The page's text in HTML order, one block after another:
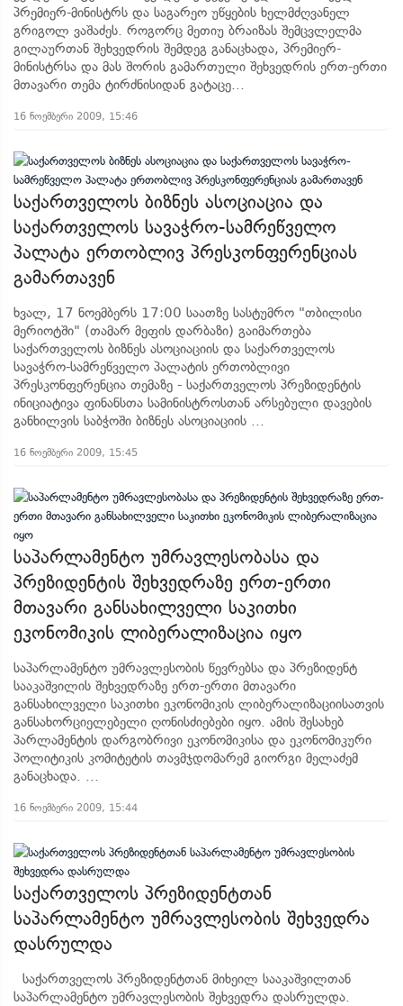
პრემიერ-მინისტრს და საგარეო უწყების ხელმძღვანელ
გრიგოლ ვაშაძეს. როგორც მეთიუ ბრაიზას შემცვლელმა
გილაურთან შეხვედრის შემდეგ განაცხადა, პრემიერ-
მინისტრსა და მას შორის გამართული შეხვედრის ერთ-ერთი
მთავარი თემა ტირძნისიდან გატაცე...
16 ნოემბერი 2009, 15:46
საქართველოს ბიზნეს ასოციაცია და
საქართველოს სავაჭრო-სამრეწველო
პალატა ერთობლივ პრესკონფერენციას
გამართავენ
ხვალ, 17 ნოემბერს 17:00 საათზე სასტუმრო "თბილისი
მერიოტში" (თამარ მეფის დარბაზი) გაიმართება
საქართველოს ბიზნეს ასოციაციის და საქართველოს
სავაჭრო-სამრეწველო პალატის ერთობლივი
პრესკონფერენცია თემაზე - საქართველოს პრეზიდენტის
ინიციატივა ფინანსთა სამინისტროსთან არსებული დავების
განხილვის საბჭოში ბიზნეს ასოციაციის ...
16 ნოემბერი 2009, 15:45
საპარლამენტო უმრავლესობასა და
პრეზიდენტის შეხვედრაზე ერთ-ერთი
მთავარი განსახილველი საკითხი
ეკონომიკის ლიბერალიზაცია იყო
საპარლამენტო უმრავლესობის წევრებსა და პრეზიდენტ
სააკაშვილის შეხვედრაზე ერთ-ერთი მთავარი
განსახილველი საკითხი ეკონომიკის ლიბერალიზაციისათვის
განსახორციელებელი ღონისძიებები იყო. ამის შესახებ
პარლამენტის დარგობრივი ეკონომიკისა და ეკონომიკური
პოლიტიკის კომიტეტის თავმჯდომარემ გიორგი მელაძემ
განაცხადა. ...
16 ნოემბერი 2009, 15:44
საქართველოს პრეზიდენტთან
საპარლამენტო უმრავლესობის შეხვედრა
დასრულდა
საქართველოს პრეზიდენტთან მიხეილ სააკაშვილთან
საპარლამენტო უმრავლესობის შეხვედრა დასრულდა.